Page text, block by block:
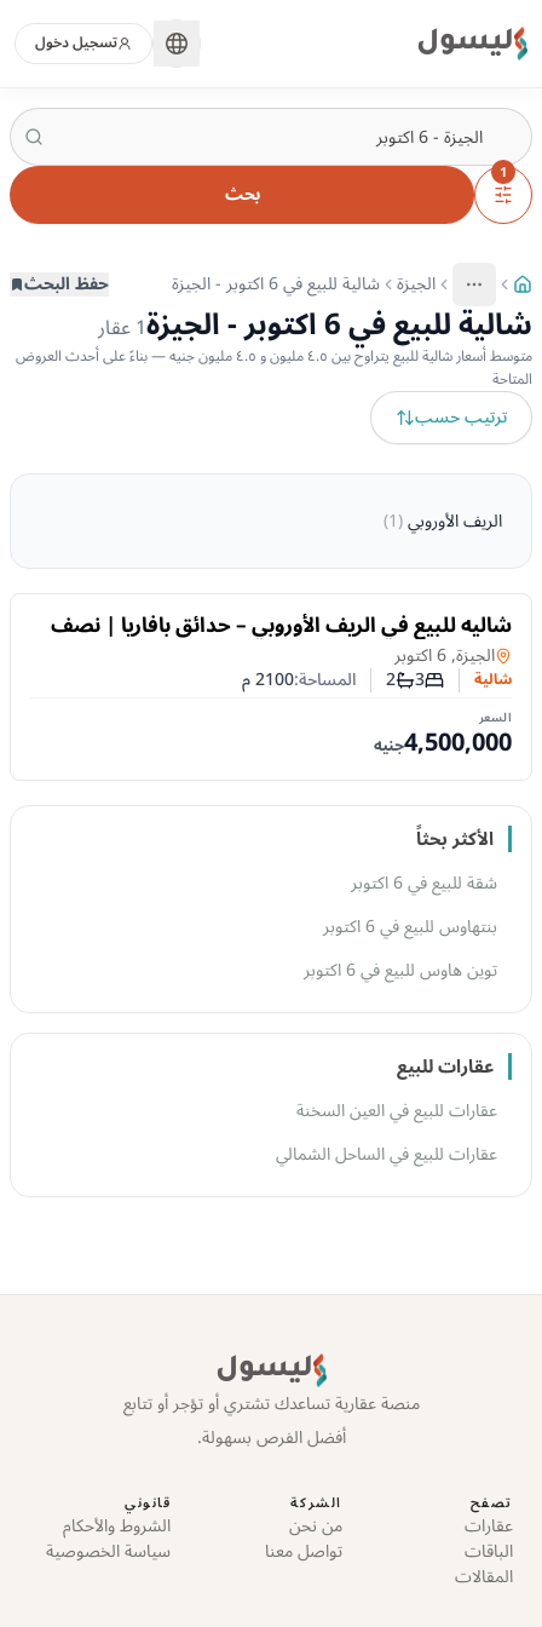
ليسول تسجيل دخول
1
بحث
More
عرض المزيد من المسارات
الجيزة شالية للبيع في 6 اكتوبر - الجيزة حفظ البحث
شالية للبيع في 6 اكتوبر - الجيزة 1عقار
متوسط أسعار شالية للبيع يتراوح بين ٤.٥ مليون و ٤.٥ مليون جنيه — بناءً على أحدث العروض
المتاحة
ترتيب حسب
الريف الأوروبي(
1
)
للبيع
شاليه للبيع في الريف الأوروبي – حدائق بافاريا | نصف
فدان تقريبًا وحمام سباحة خاص
شالية فيالجيزة, 6 اكتوبر
شالية عدد غرف النوم
3عدد الحمامات
2 المساحة:2100م
السعر
4,500,000جنيه
الأكثر بحثاً
شقة للبيع في 6 اكتوبر
بنتهاوس للبيع في 6 اكتوبر
توين هاوس للبيع في 6 اكتوبر
عقارات للبيع
عقارات للبيع في العين السخنة
عقارات للبيع في الساحل الشمالي
ليسول
منصة عقارية تساعدك تشتري أو تؤجر أو تتابع
أفضل الفرص بسهولة.
تصفح
عقارات
الباقات
المقالات
الشركة
من نحن
تواصل معنا
قانوني
الشروط والأحكام
سياسة الخصوصية